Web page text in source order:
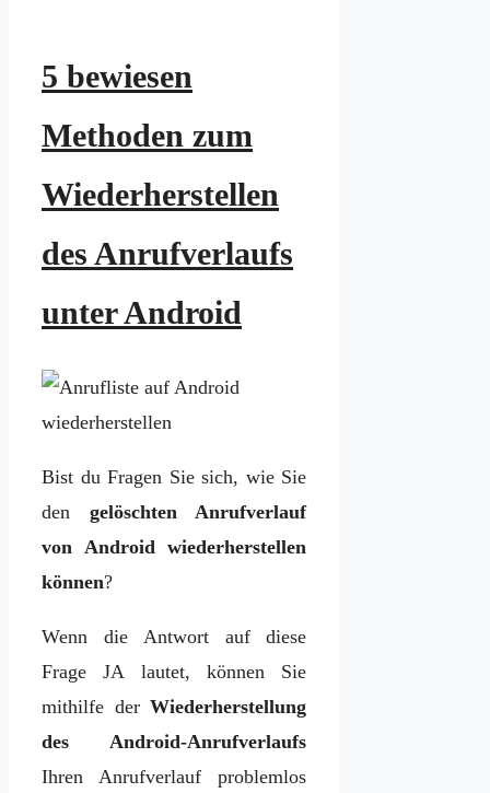
5 bewiesen
Methoden zum
Wiederherstellen
des Anrufverlaufs
unter Android
Bist du Fragen Sie sich, wie Sie
den gelöschten Anrufverlauf
von Android wiederherstellen
können?
Wenn die Antwort auf diese
Frage JA lautet, können Sie
mithilfe derWiederherstellung
des Android-Anrufverlaufs
Ihren Anrufverlauf problemlos